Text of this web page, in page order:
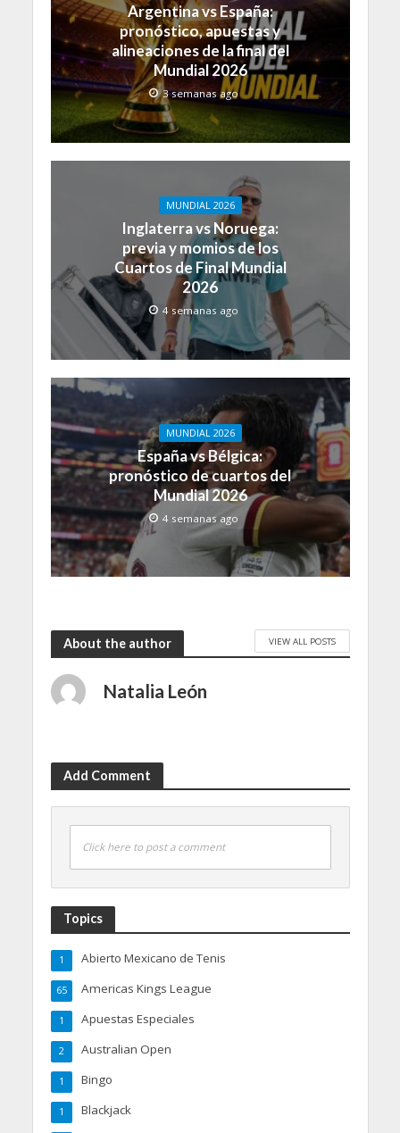
Argentina vs España:
pronóstico, apuestas y
alineaciones de la final del
Mundial 2026
3 semanas ago
MUNDIAL 2026
Inglaterra vs Noruega:
previa y momios de los
Cuartos de Final Mundial
2026
4 semanas ago
MUNDIAL 2026
España vs Bélgica:
pronóstico de cuartos del
Mundial 2026
4 semanas ago
About the author VIEW ALL POSTS
Natalia León
Add Comment
Click here to post a comment
Topics
Abierto Mexicano de Tenis
1
Americas Kings League
65
Apuestas Especiales
1
Australian Open
2
Bingo
1
Blackjack
1